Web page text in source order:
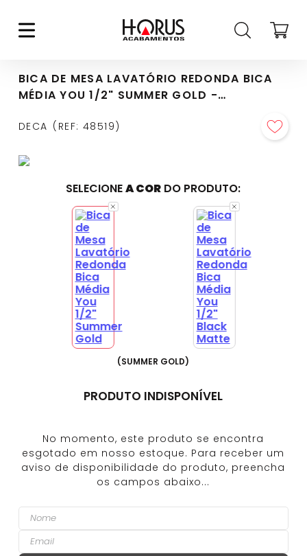
BICA DE MESA LAVATÓRIO REDONDA BICA
MÉDIA YOU 1/2" SUMMER GOLD -
DECA REF: 48519
SELECIONEA COR DO PRODUTO:
(SUMMER GOLD)
PRODUTO INDISPONÍVEL